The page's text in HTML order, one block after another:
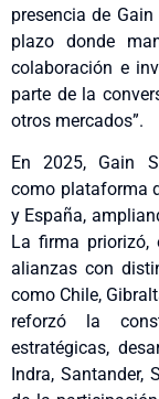
presencia de
plazo donde
colaboración e
parte de la
otros mercados”.
En 2025, Gain
como plataforma
y España,
La firma priorizó,
alianzas con
como Chile,
reforzó la
estratégicas,
Indra, Santander,